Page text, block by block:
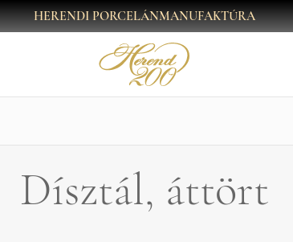
HERENDI PORCELÁNMANUFAKTÚRA
Dísztál, áttört